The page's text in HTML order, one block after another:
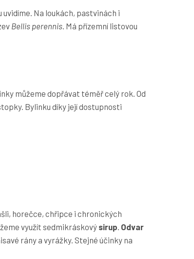
Na loukách, pastvinách i
Bellis perennis . Má přízemní listovou
můžeme dopřávat téměř celý rok. Od
Bylinku díky její dostupnosti
horečce, chřipce i chronických
využít sedmikráskový sirup. Odvar
rány a vyrážky. Stejné účinky na